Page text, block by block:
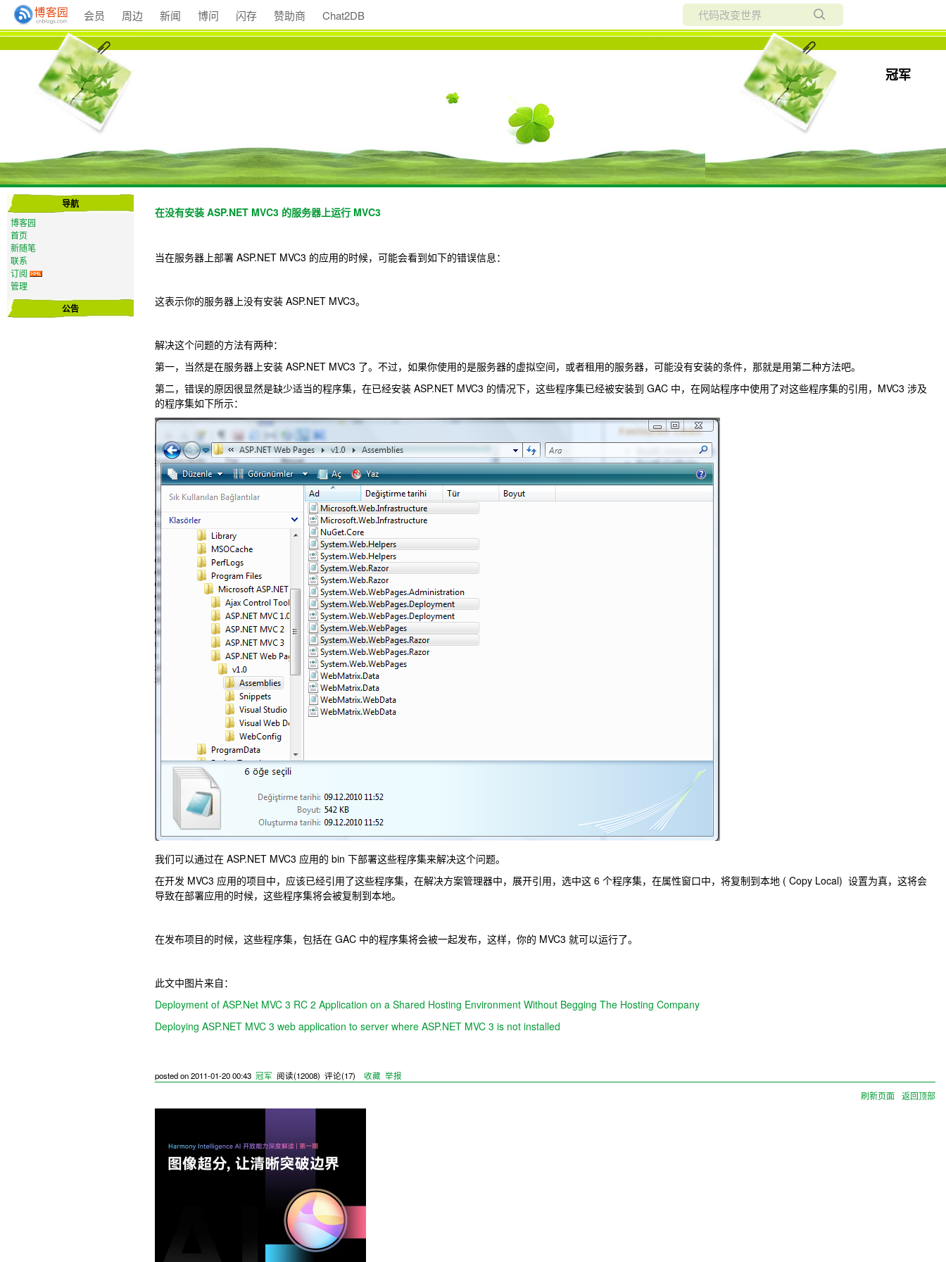
会员 周边 新闻 博问 闪存 赞助商 Chat2DB
所有博客
当前博客
冠军
导航
博客园
首页
新随笔
联系
订阅
管理
公告
在没有安装 ASP.NET MVC3 的服务器上运行 MVC3
当在服务器上部署 ASP.NET MVC3 的应用的时候，可能会看到如下的错误信息：
这表示你的服务器上没有安装 ASP.NET MVC3。
解决这个问题的方法有两种：
第一，当然是在服务器上安装 ASP.NET MVC3 了。不过，如果你使用的是服务器的虚拟空间，或者租用的服务器，可能没有安装的条件，那就是用第二种方法吧。
第二，错误的原因很显然是缺少适当的程序集，在已经安装 ASP.NET MVC3 的情况下，这些程序集已经被安装到 GAC 中，在网站程序中使用了对这些程序集的引用，MVC3 涉及
的程序集如下所示：
我们可以通过在 ASP.NET MVC3 应用的 bin 下部署这些程序集来解决这个问题。
在开发 MVC3 应用的项目中，应该已经引用了这些程序集，在解决方案管理器中，展开引用，选中这 6 个程序集，在属性窗口中，将复制到本地 ( Copy Local) 设置为真，这将会
导致在部署应用的时候，这些程序集将会被复制到本地。
在发布项目的时候，这些程序集，包括在 GAC 中的程序集将会被一起发布，这样，你的 MVC3 就可以运行了。
此文中图片来自：
Deployment of ASP.Net MVC 3 RC 2 Application on a Shared Hosting Environment Without Begging The Hosting Company
Deploying ASP.NET MVC 3 web application to server where ASP.NET MVC 3 is not installed
posted on2011-01-20 00:43 冠军 阅读(12008) 评论(17) 收藏 举报
刷新页面 返回顶部